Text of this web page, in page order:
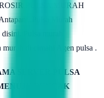
PULSA MURAH
Murah
Pulsa murah
murah di cimahi Agen pulsa .
SERVER PULSA
PUNCAK